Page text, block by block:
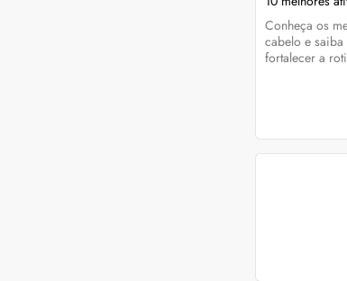
Conheça os
cabelo e
fortalecer a